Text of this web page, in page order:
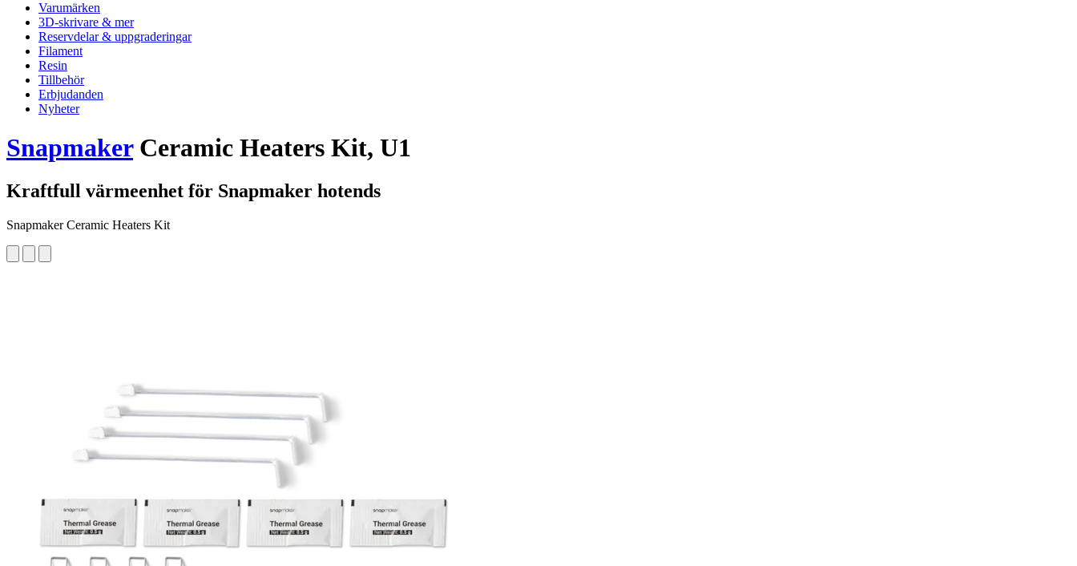
Varumärken
3D-skrivare & mer
Reservdelar & uppgraderingar
Filament
Resin
Tillbehör
Erbjudanden
Nyheter
SnapmakerCeramic Heaters Kit, U1
Kraftfull värmeenhet för Snapmaker hotends
Snapmaker Ceramic Heaters Kit